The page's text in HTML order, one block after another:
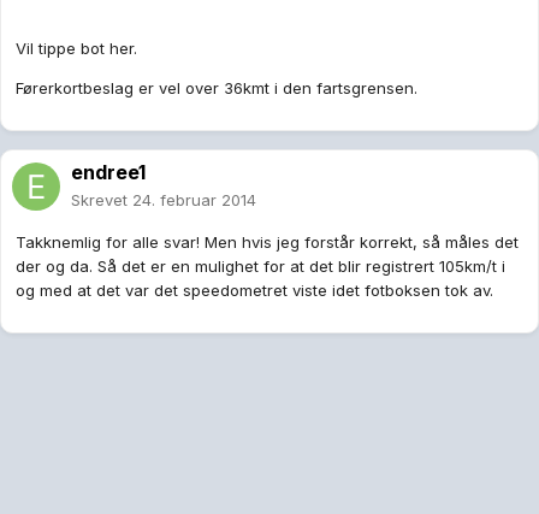
Vil tippe bot her.
Førerkortbeslag er vel over 36kmt i den fartsgrensen.
endree1
Skrevet 24. februar 2014
Takknemlig for alle svar! Men hvis jeg forstår korrekt, så måles det
der og da. Så det er en mulighet for at det blir registrert 105km/t i
og med at det var det speedometret viste idet fotboksen tok av.